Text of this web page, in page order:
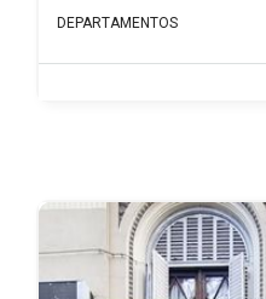
DEPARTAMENTOS